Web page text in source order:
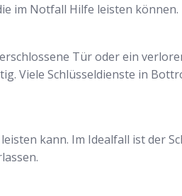
im Notfall Hilfe leisten können.
Tür oder ein
Viele Schlüsseldienste in
kann. Im Idealfall ist der